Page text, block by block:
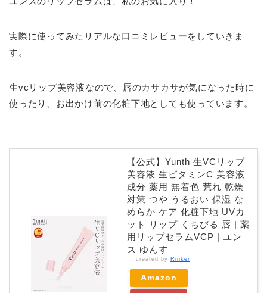
実際に使ってみたリアルな口コミレビューをしていきま
す。
生vcリップ美容液なので、唇のカサカサが気になった時に
使ったり、お出かけ前の化粧下地としても使っています。
【公式】Yunth 生VCリップ
美容液 生ビタミンC 美容液
成分 薬用 無着色 荒れ 乾燥
対策 つや うるおい 保湿 な
めらか ケア 化粧下地 UVカ
ット リップ くちびる 唇 | 薬
用リップセラムVCP | ユン
ス ゆんす
created by Rinker
Amazon